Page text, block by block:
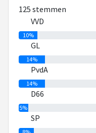
125 stemmen
VVD
10%
GL
14%
PvdA
14%
D66
5%
SP